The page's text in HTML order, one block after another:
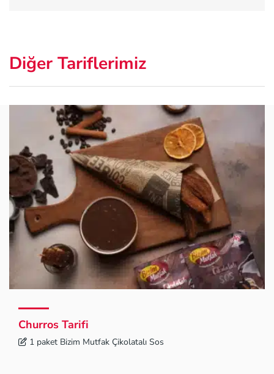
Diğer Tariflerimiz
Churros Tarifi
1 paket Bizim Mutfak Çikolatalı Sos